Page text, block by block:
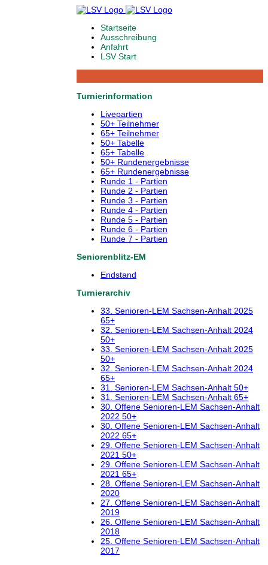
Startseite
Ausschreibung
Anfahrt
LSV Start
Turnierinformation
Livepartien
50+ Teilnehmer
65+ Teilnehmer
50+ Tabelle
65+ Tabelle
50+ Rundenergebnisse
65+ Rundenergebnisse
Runde 1 - Partien
Runde 2 - Partien
Runde 3 - Partien
Runde 4 - Partien
Runde 5 - Partien
Runde 6 - Partien
Runde 7 - Partien
Seniorenblitz-EM
Endstand
Turnierarchiv
33. Senioren-LEM Sachsen-Anhalt 2025
65+
32. Senioren-LEM Sachsen-Anhalt 2024
50+
33. Senioren-LEM Sachsen-Anhalt 2025
50+
32. Senioren-LEM Sachsen-Anhalt 2024
65+
31. Senioren-LEM Sachsen-Anhalt 50+
31. Senioren-LEM Sachsen-Anhalt 65+
30. Offene Senioren-LEM Sachsen-Anhalt
2022 50+
30. Offene Senioren-LEM Sachsen-Anhalt
2022 65+
29. Offene Senioren-LEM Sachsen-Anhalt
2021 50+
29. Offene Senioren-LEM Sachsen-Anhalt
2021 65+
28. Offene Senioren-LEM Sachsen-Anhalt
2020
27. Offene Senioren-LEM Sachsen-Anhalt
2019
26. Offene Senioren-LEM Sachsen-Anhalt
2018
25. Offene Senioren-LEM Sachsen-Anhalt
2017